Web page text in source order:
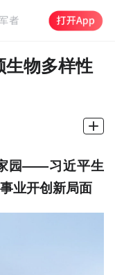
物多样性
园——习近平生
业开创新局面